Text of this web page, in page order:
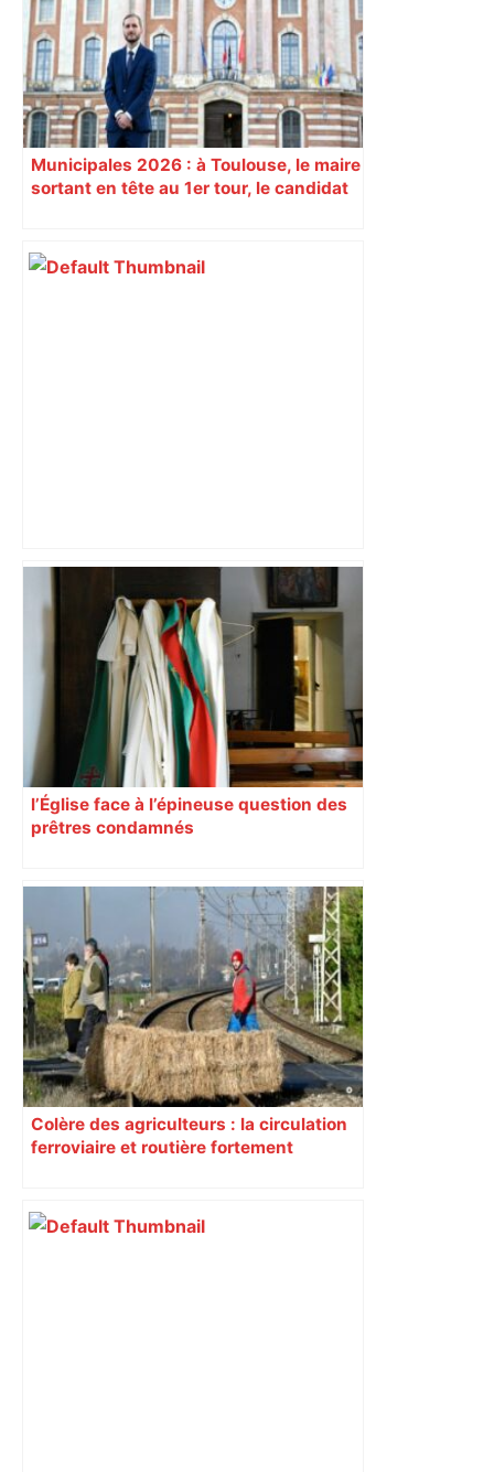
ladepeche.fr
Municipales 2026 : à Toulouse, le maire
sortant en tête au 1er tour, le candidat
ENTRETIEN. Municipales 2026 à
Toulouse : sous le feu des critiques,
Briançon assume son alliance avec
Piquemal, "ce n’est pas un accord de
postes" – ladepeche.fr
l’Église face à l’épineuse question des
prêtres condamnés
Colère des agriculteurs : la circulation
ferroviaire et routière fortement